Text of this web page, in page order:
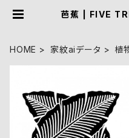
芭蕉 | FIVE
HOME 家紋aiデータ 植